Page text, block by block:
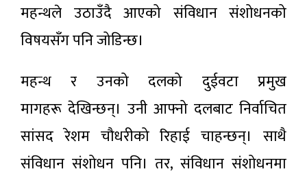
महन्थले उठाउँदै आएको संविधान संशोधनको
विषयसँग पनि जोडिन्छ।
महन्थ र उनको दलको दुईवटा प्रमुख
मागहरू देखिन्छन्। उनी आफ्नो दलबाट निर्वाचित
सांसद रेशम चौधरीको रिहाई चाहन्छन्। साथै
संविधान संशोधन पनि। तर, संविधान संशोधनमा